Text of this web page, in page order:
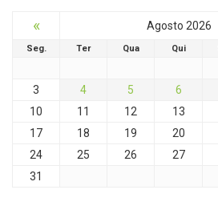
« Agosto 2026
Seg. Ter Qua Qui
3
4 5 6
10
11 12 13
17
18 19 20
24
25 26 27
31